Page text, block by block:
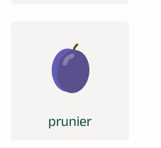
prunier